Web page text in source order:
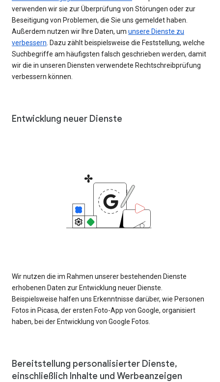
verwenden wir sie zur Überprüfung von Störungen oder zur
Beseitigung von Problemen, die Sie uns gemeldet haben.
Außerdem nutzen wir Ihre Daten, um unsere Dienste zu
verbessern . Dazu zählt beispielsweise die Feststellung, welche
Suchbegriffe am häufigsten falsch geschrieben werden, damit
wir die in unseren Diensten verwendete Rechtschreibprüfung
verbessern können.
Entwicklung neuer Dienste
Wir nutzen die im Rahmen unserer bestehenden Dienste
erhobenen Daten zur Entwicklung neuer Dienste.
Beispielsweise halfen uns Erkenntnisse darüber, wie Personen
Fotos in Picasa, der ersten Foto-App von Google, organisiert
haben, bei der Entwicklung von Google Fotos.
Bereitstellung personalisierter Dienste,
einschließlich Inhalte und Werbeanzeigen